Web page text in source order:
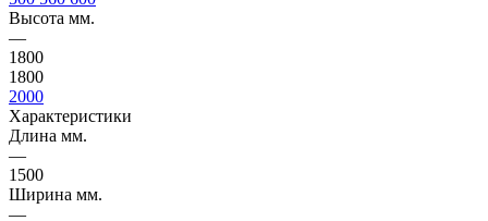
Высота мм.
—
1800
1800
2000
Характеристики
Длина мм.
—
1500
Ширина мм.
—